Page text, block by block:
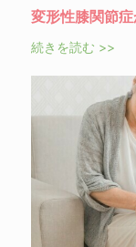
変形性膝関節
続きを読む >>